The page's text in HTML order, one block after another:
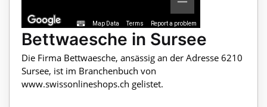
Map Data Terms Report a problem
Bettwaesche in Sursee
Die Firma Bettwaesche, ansässig an der Adresse 6210
Sursee, ist im Branchenbuch von
www.swissonlineshops.ch gelistet.